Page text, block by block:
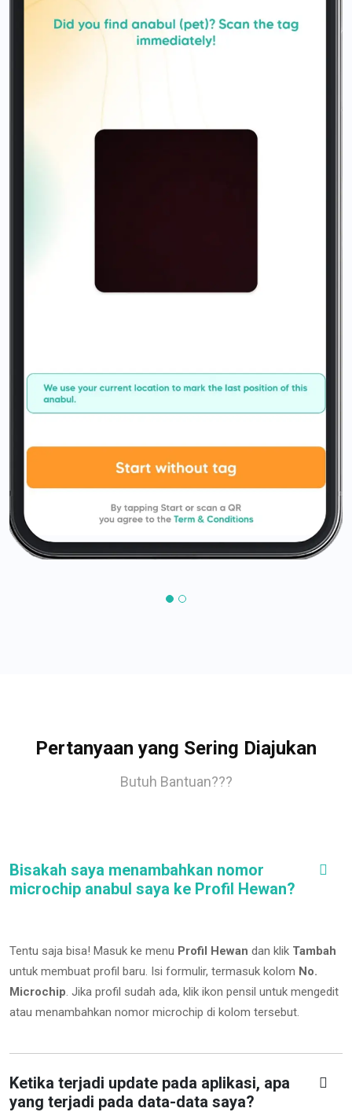
Pertanyaan yang Sering Diajukan
Butuh Bantuan???
Bisakah saya menambahkan nomor
microchip anabul saya ke Profil Hewan?
Tentu saja bisa! Masuk ke menu Profil Hewan dan klik Tambah
untuk membuat profil baru. Isi formulir, termasuk kolom No.
Microchip. Jika profil sudah ada, klik ikon pensil untuk mengedit
atau menambahkan nomor microchip di kolom tersebut.
Ketika terjadi update pada aplikasi, apa
yang terjadi pada data-data saya?